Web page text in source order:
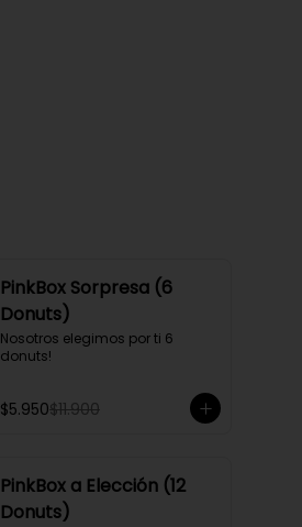
PinkBox Sorpresa (6
Donuts)
Nosotros elegimos por ti 6
donuts!
$5.950$11.900
PinkBox a Elección (12
Donuts)